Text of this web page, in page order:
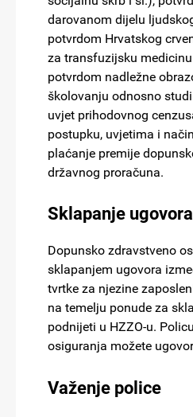
darovanom dijelu
potvrdom Hrvatskog
za transfuzijsku
potvrdom nadležne
školovanju odnosno
uvjet prihodovnog
postupku, uvjetima i
plaćanje premije
državnog proračuna.
Sklapanje ugovora
Dopunsko zdravstveno
sklapanjem ugovora
tvrtke za njezine
na temelju ponude za
podnijeti u HZZO-u.
osiguranja možete
Važenje police